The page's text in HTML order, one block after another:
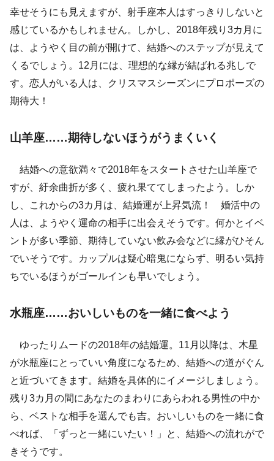
幸せそうにも見えますが、射手座本人はすっきりしないと
感じているかもしれません。しかし、2018年残り3カ月に
は、ようやく目の前が開けて、結婚へのステップが見えて
くるでしょう。12月には、理想的な縁が結ばれる兆しで
す。恋人がいる人は、クリスマスシーズンにプロポーズの
期待大！
山羊座……期待しないほうがうまくいく
結婚への意欲満々で2018年をスタートさせた山羊座で
すが、紆余曲折が多く、疲れ果ててしまったよう。しか
し、これからの3カ月は、結婚運が上昇気流！ 婚活中の
人は、ようやく運命の相手に出会えそうです。何かとイベ
ントが多い季節、期待していない飲み会などに縁がひそん
でいそうです。カップルは疑心暗鬼にならず、明るい気持
ちでいるほうがゴールインも早いでしょう。
水瓶座……おいしいものを一緒に食べよう
ゆったりムードの2018年の結婚運。11月以降は、木星
が水瓶座にとっていい角度になるため、結婚への道がぐん
と近づいてきます。結婚を具体的にイメージしましょう。
残り3カ月の間にあなたのまわりにあらわれる男性の中か
ら、ベストな相手を選んでも吉。おいしいものを一緒に食
べれば、「ずっと一緒にいたい！」と、結婚への流れがで
きそうです。